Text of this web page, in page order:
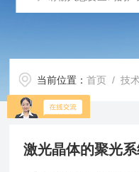
当前位置：首页 /技
激光晶体的聚光